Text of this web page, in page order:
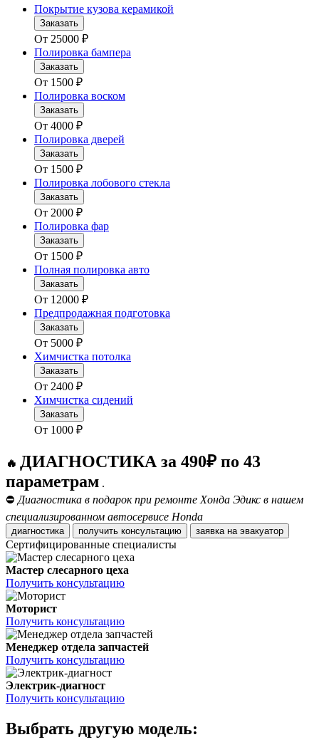
Покрытие кузова керамикой
Заказать
От 25000 ₽
Полировка бампера
Заказать
От 1500 ₽
Полировка воском
Заказать
От 4000 ₽
Полировка дверей
Заказать
От 1500 ₽
Полировка лобового стекла
Заказать
От 2000 ₽
Полировка фар
Заказать
От 1500 ₽
Полная полировка авто
Заказать
От 12000 ₽
Предпродажная подготовка
Заказать
От 5000 ₽
Химчистка потолка
Заказать
От 2400 ₽
Химчистка сидений
Заказать
От 1000 ₽
🔥 ДИАГНОСТИКА за 490₽ по 43
параметрам .
⛔ Диагностика в подарок при ремонте Хонда Эдикс в нашем
специализированном автосервисе Honda
диагностика получить консультацию заявка на эвакуатор
Сертифицированные специалисты
Мастер слесарного цеха
Получить консультацию
Моторист
Получить консультацию
Менеджер отдела запчастей
Получить консультацию
Электрик-диагност
Получить консультацию
Выбрать другую модель: